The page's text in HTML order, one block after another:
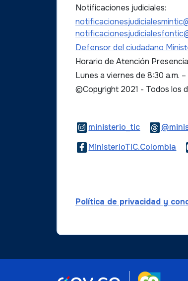
Notificaciones judiciales:
Defensor del ciudadano
Horario de Atención
Lunes a viernes de 8:30 a.m.
©Copyright 2021 - Todos los
ministerio_ticLogo
MinisterioTIC.Colombia
Política de privacidad y
Logo Gobierno de